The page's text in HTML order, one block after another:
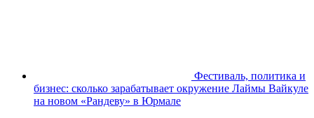
Фестиваль, политика и
бизнес: сколько зарабатывает окружение Лаймы Вайкуле
на новом «Рандеву» в Юрмале